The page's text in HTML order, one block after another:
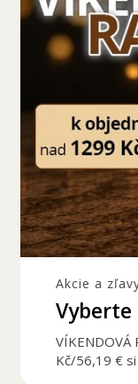
Akcie a
Vyberte
VÍKENDOVÁ
Kč/56,19 €